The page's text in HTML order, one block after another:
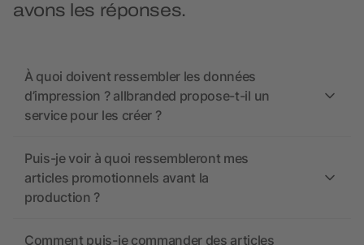
avons les réponses.
À quoi doivent ressembler les données
d’impression ? allbranded propose-t-il un
service pour les créer ?
Puis-je voir à quoi ressembleront mes
articles promotionnels avant la
production ?
Comment puis-je commander des articles